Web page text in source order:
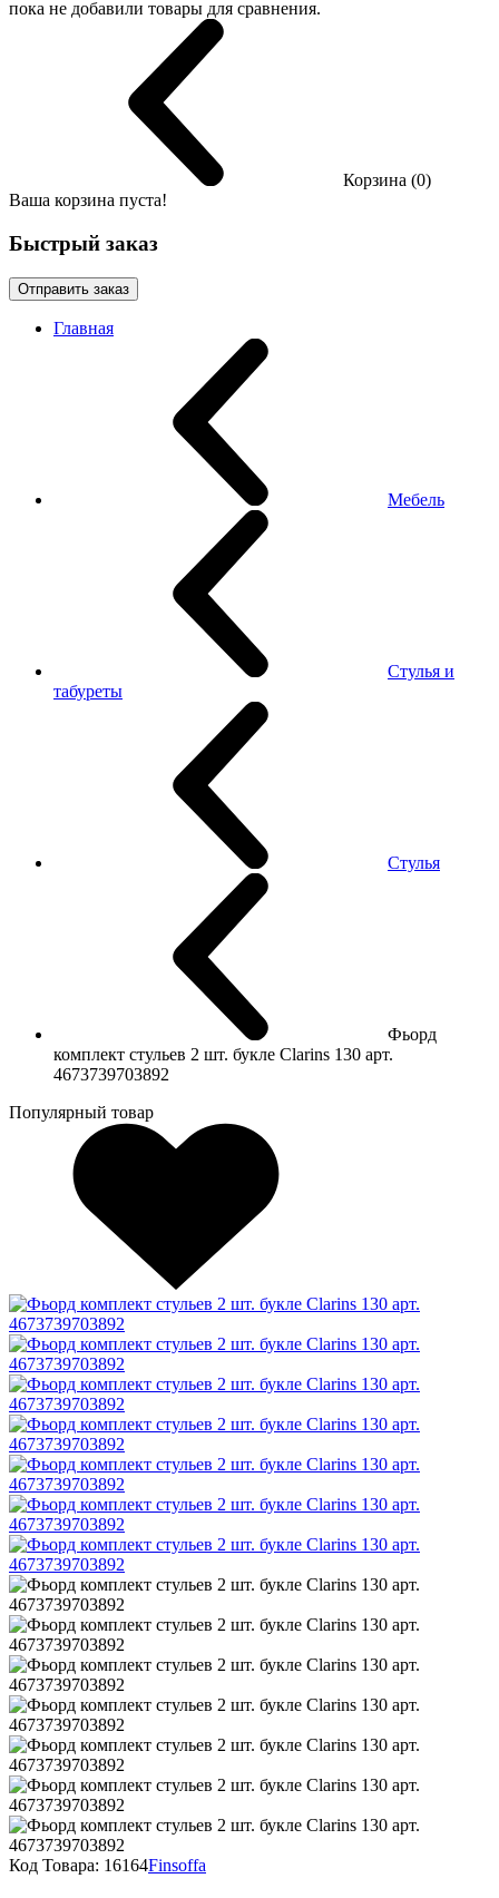
пока не добавили товары для сравнения.
Корзина (0)
Ваша корзина пуста!
Быстрый заказ
Отправить заказ
Главная
Мебель
Стулья и
табуреты
Стулья
Фьорд
комплект стульев 2 шт. букле Clarins 130 арт.
4673739703892
Популярный товар
Код Товара: 16164Finsoffa